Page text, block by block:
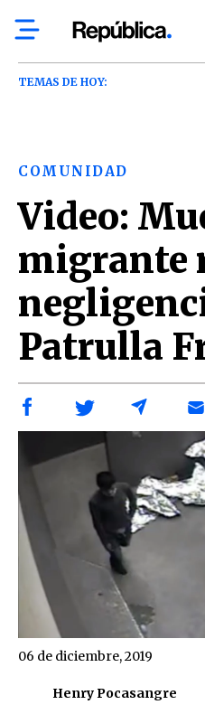
TEMAS DE HOY:
COMUNIDAD
Video:
migrante
Patrulla
Henry Pocasangre
06 de diciembre, 2019